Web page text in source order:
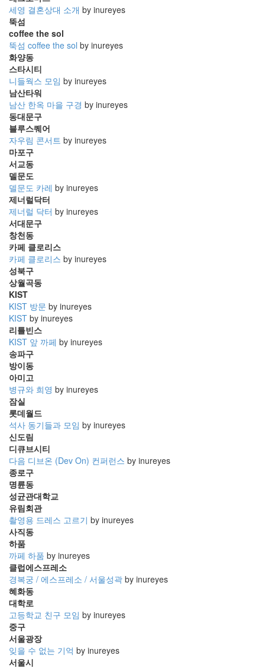
세영 결혼상대 소개 by inureyes
뚝섬
coffee the sol
뚝섬 coffee the sol by inureyes
화양동
스타시티
니들웍스 모임 by inureyes
남산타워
남산 한옥 마을 구경 by inureyes
동대문구
블루스퀘어
자우림 콘서트 by inureyes
마포구
서교동
델문도
델문도 카레 by inureyes
제너럴닥터
제너럴 닥터 by inureyes
서대문구
창천동
카페 클로리스
카페 클로리스 by inureyes
성북구
상월곡동
KIST
KIST 방문 by inureyes
KIST by inureyes
리틀빈스
KIST 앞 까페 by inureyes
송파구
방이동
아미고
병규와 희영 by inureyes
잠실
롯데월드
석사 동기들과 모임 by inureyes
신도림
디큐브시티
다음 디브온 (Dev On) 컨퍼런스 by inureyes
종로구
명륜동
성균관대학교
유림회관
촬영용 드레스 고르기 by inureyes
사직동
하품
까페 하품 by inureyes
클럽에스프레소
경복궁 / 에스프레소 / 서울성곽 by inureyes
혜화동
대학로
고등학교 친구 모임 by inureyes
중구
서울광장
잊을 수 없는 기억 by inureyes
서울시